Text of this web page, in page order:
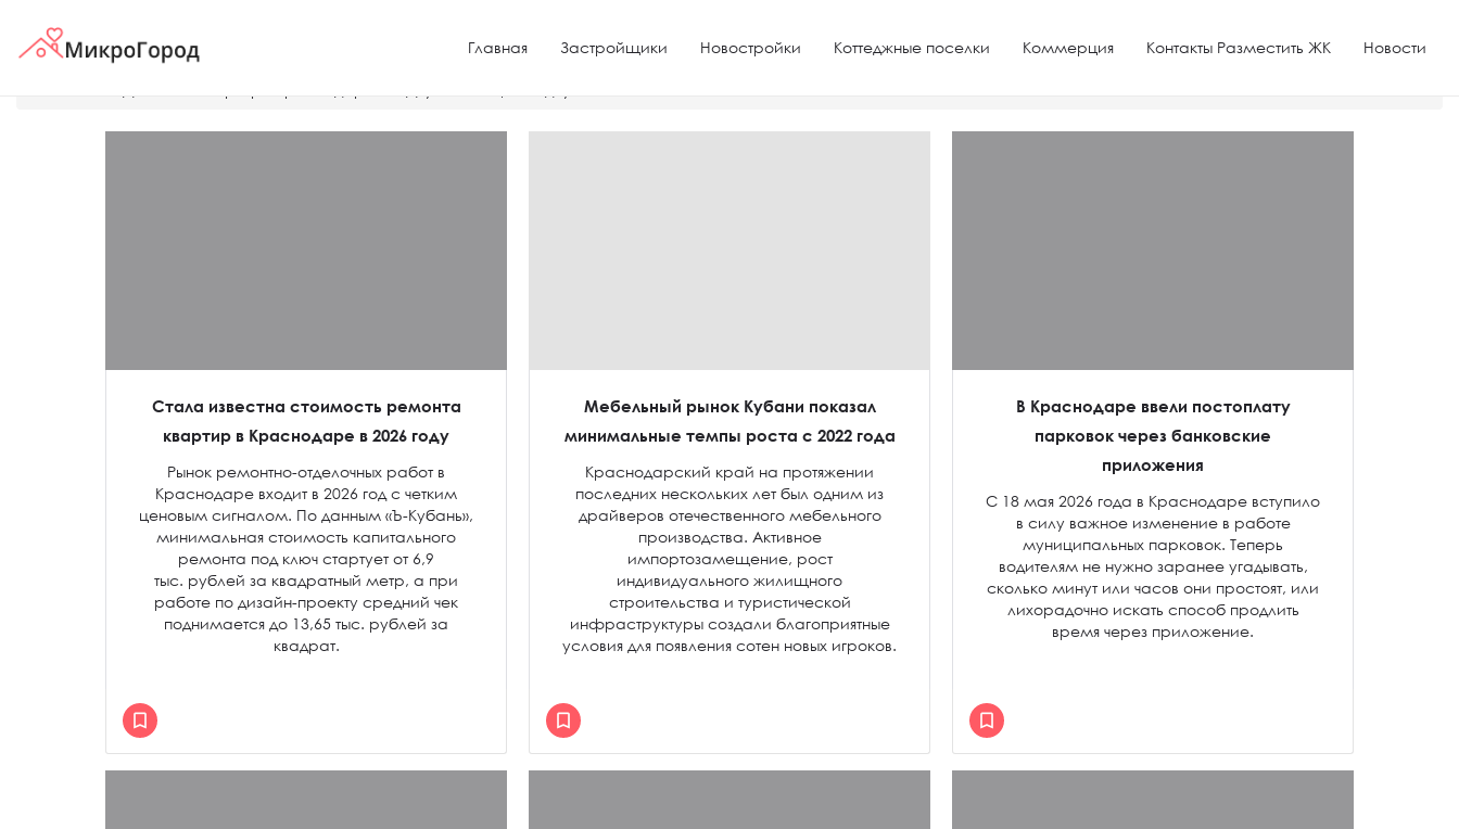
Главная Застройщики Новостройки Коттеджные поселки Коммерция Контакты Разместить ЖК Новости
Стала известна стоимость ремонта
квартир в Краснодаре в 2026 году
Рынок ремонтно-отделочных работ в
Краснодаре входит в 2026 год с четким
ценовым сигналом. По данным «Ъ-Кубань»,
минимальная стоимость капитального
ремонта под ключ стартует от 6,9
тыс. рублей за квадратный метр, а при
работе по дизайн-проекту средний чек
поднимается до 13,65 тыс. рублей за
квадрат.
Мебельный рынок Кубани показал
минимальные темпы роста с 2022 года
Краснодарский край на протяжении
последних нескольких лет был одним из
драйверов отечественного мебельного
производства. Активное
импортозамещение, рост
индивидуального жилищного
строительства и туристической
инфраструктуры создали благоприятные
условия для появления сотен новых игроков.
В Краснодаре ввели постоплату
парковок через банковские
приложения
С 18 мая 2026 года в Краснодаре вступило
в силу важное изменение в работе
муниципальных парковок. Теперь
водителям не нужно заранее угадывать,
сколько минут или часов они простоят, или
лихорадочно искать способ продлить
время через приложение.